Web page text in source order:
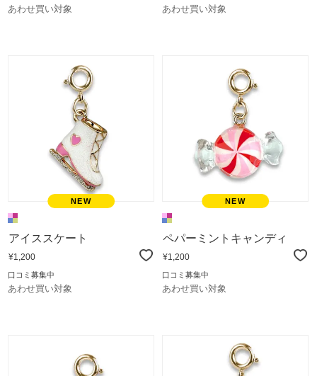
あわせ買い対象 あわせ買い対象
アイススケート
¥1,200
口コミ募集中
あわせ買い対象
ペパーミントキャンディ
¥1,200
口コミ募集中
あわせ買い対象